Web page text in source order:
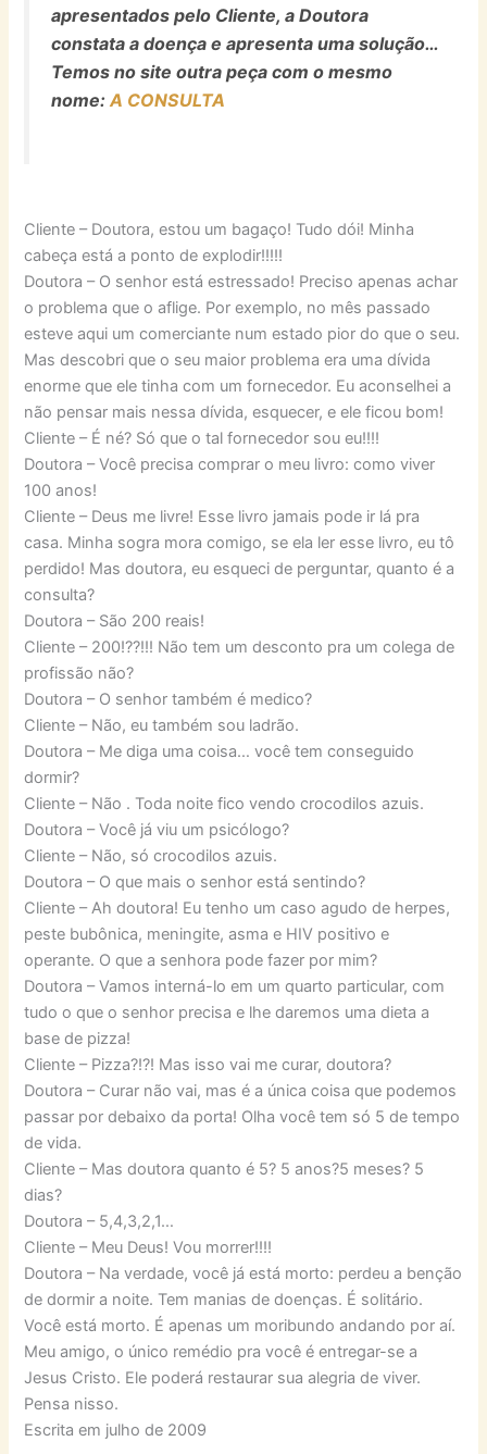
apresentados pelo Cliente, a Doutora
constata a doença e apresenta uma solução…
Temos no site outra peça com o mesmo
nome:A CONSULTA
Cliente – Doutora, estou um bagaço! Tudo dói! Minha
cabeça está a ponto de explodir!!!!!
Doutora – O senhor está estressado! Preciso apenas achar
o problema que o aflige. Por exemplo, no mês passado
esteve aqui um comerciante num estado pior do que o seu.
Mas descobri que o seu maior problema era uma dívida
enorme que ele tinha com um fornecedor. Eu aconselhei a
não pensar mais nessa dívida, esquecer, e ele ficou bom!
Cliente – É né? Só que o tal fornecedor sou eu!!!!
Doutora – Você precisa comprar o meu livro: como viver
100 anos!
Cliente – Deus me livre! Esse livro jamais pode ir lá pra
casa. Minha sogra mora comigo, se ela ler esse livro, eu tô
perdido! Mas doutora, eu esqueci de perguntar, quanto é a
consulta?
Doutora – São 200 reais!
Cliente – 200!??!!! Não tem um desconto pra um colega de
profissão não?
Doutora – O senhor também é medico?
Cliente – Não, eu também sou ladrão.
Doutora – Me diga uma coisa… você tem conseguido
dormir?
Cliente – Não . Toda noite fico vendo crocodilos azuis.
Doutora – Você já viu um psicólogo?
Cliente – Não, só crocodilos azuis.
Doutora – O que mais o senhor está sentindo?
Cliente – Ah doutora! Eu tenho um caso agudo de herpes,
peste bubônica, meningite, asma e HIV positivo e
operante. O que a senhora pode fazer por mim?
Doutora – Vamos interná-lo em um quarto particular, com
tudo o que o senhor precisa e lhe daremos uma dieta a
base de pizza!
Cliente – Pizza?!?! Mas isso vai me curar, doutora?
Doutora – Curar não vai, mas é a única coisa que podemos
passar por debaixo da porta! Olha você tem só 5 de tempo
de vida.
Cliente – Mas doutora quanto é 5? 5 anos?5 meses? 5
dias?
Doutora – 5,4,3,2,1…
Cliente – Meu Deus! Vou morrer!!!!
Doutora – Na verdade, você já está morto: perdeu a benção
de dormir a noite. Tem manias de doenças. É solitário.
Você está morto. É apenas um moribundo andando por aí.
Meu amigo, o único remédio pra você é entregar-se a
Jesus Cristo. Ele poderá restaurar sua alegria de viver.
Pensa nisso.
Escrita em julho de 2009